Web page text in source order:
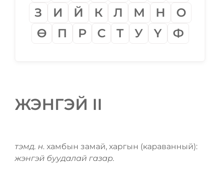
З
И Й К Л М Н
О
Ѳ
П Р С Т У Ү Ф
ЖЭНГЭЙ II
тэмд. н. хамбын замай, харгын (караванный):
жэнгэй буудалай газар.